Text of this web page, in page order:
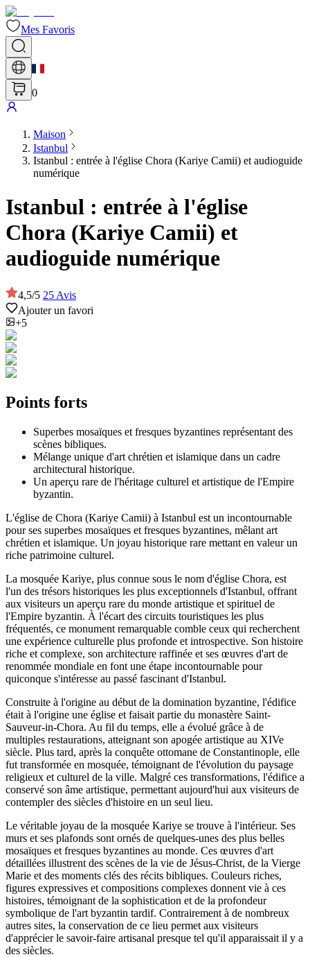
Mes Favoris
0
Maison
Istanbul
Istanbul : entrée à l'église Chora (Kariye Camii) et audioguide
numérique
Istanbul : entrée à l'église
Chora (Kariye Camii) et
audioguide numérique
4,5/5 25 Avis
Ajouter un favori
+5
Points forts
Superbes mosaïques et fresques byzantines représentant des
scènes bibliques.
Mélange unique d'art chrétien et islamique dans un cadre
architectural historique.
Un aperçu rare de l'héritage culturel et artistique de l'Empire
byzantin.
L'église de Chora (Kariye Camii) à Istanbul est un incontournable
pour ses superbes mosaïques et fresques byzantines, mêlant art
chrétien et islamique. Un joyau historique rare mettant en valeur un
riche patrimoine culturel.
La mosquée Kariye, plus connue sous le nom d'église Chora, est
l'un des trésors historiques les plus exceptionnels d'Istanbul, offrant
aux visiteurs un aperçu rare du monde artistique et spirituel de
l'Empire byzantin. À l'écart des circuits touristiques les plus
fréquentés, ce monument remarquable comble ceux qui recherchent
une expérience culturelle plus profonde et introspective. Son histoire
riche et complexe, son architecture raffinée et ses œuvres d'art de
renommée mondiale en font une étape incontournable pour
quiconque s'intéresse au passé fascinant d'Istanbul.
Construite à l'origine au début de la domination byzantine, l'édifice
était à l'origine une église et faisait partie du monastère Saint-
Sauveur-in-Chora. Au fil du temps, elle a évolué grâce à de
multiples restaurations, atteignant son apogée artistique au XIVe
siècle. Plus tard, après la conquête ottomane de Constantinople, elle
fut transformée en mosquée, témoignant de l'évolution du paysage
religieux et culturel de la ville. Malgré ces transformations, l'édifice a
conservé son âme artistique, permettant aujourd'hui aux visiteurs de
contempler des siècles d'histoire en un seul lieu.
Le véritable joyau de la mosquée Kariye se trouve à l'intérieur. Ses
murs et ses plafonds sont ornés de quelques-unes des plus belles
mosaïques et fresques byzantines au monde. Ces œuvres d'art
détaillées illustrent des scènes de la vie de Jésus-Christ, de la Vierge
Marie et des moments clés des récits bibliques. Couleurs riches,
figures expressives et compositions complexes donnent vie à ces
histoires, témoignant de la sophistication et de la profondeur
symbolique de l'art byzantin tardif. Contrairement à de nombreux
autres sites, la conservation de ce lieu permet aux visiteurs
d'apprécier le savoir-faire artisanal presque tel qu'il apparaissait il y a
des siècles.